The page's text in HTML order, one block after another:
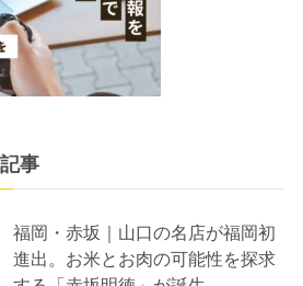
事
福岡・赤坂｜山口の名店が福岡初
進出。お米とお肉の可能性を探求